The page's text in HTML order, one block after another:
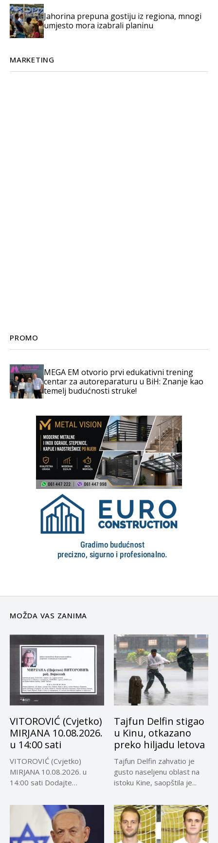
Jahorina prepuna gostiju iz regiona, mnogi
umjesto mora izabrali planinu
MARKETING
PROMO
MEGA EM otvorio prvi edukativni trening
centar za autoreparaturu u BiH: Znanje kao
temelj budućnosti struke!
MOŽDA VAS ZANIMA
VITOROVIĆ (Cvjetko)
MIRJANA 10.08.2026.
u 14:00 sati
VITOROVIĆ (Cvjetko)
MIRJANA 10.08.2026. u
14:00 sati Dodajte
izvore...
Tajfun Delfin stigao
u Kinu, otkazano
preko hiljadu letova
Tajfun Delfin zahvatio je
gusto naseljenu oblast na
istoku Kine, saopštila je...